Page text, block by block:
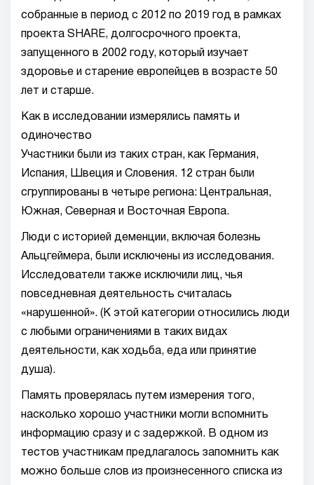
собранные в период с 2012 по 2019 год в рамках
проекта SHARE, долгосрочного проекта,
запущенного в 2002 году, который изучает
здоровье и старение европейцев в возрасте 50
лет и старше.
Как в исследовании измерялись память и
одиночество
Участники были из таких стран, как Германия,
Испания, Швеция и Словения. 12 стран были
сгруппированы в четыре региона: Центральная,
Южная, Северная и Восточная Европа.
Люди с историей деменции, включая болезнь
Альцгеймера, были исключены из исследования.
Исследователи также исключили лиц, чья
повседневная деятельность считалась
«нарушенной». (К этой категории относились люди
с любыми ограничениями в таких видах
деятельности, как ходьба, еда или принятие
душа).
Память проверялась путем измерения того,
насколько хорошо участники могли вспомнить
информацию сразу и с задержкой. В одном из
тестов участникам предлагалось запомнить как
можно больше слов из произнесенного списка из